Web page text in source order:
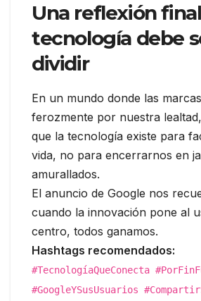
Una reflexión
tecnología debe
dividir
En un mundo donde las
ferozmente por nuestra
que la tecnología existe para
vida, no para encerrarnos en
amurallados.
El anuncio de Google nos
cuando la innovación pone al
centro, todos ganamos.
Hashtags recomendados:
#TecnologíaQueConecta
#GoogleYSusUsuarios